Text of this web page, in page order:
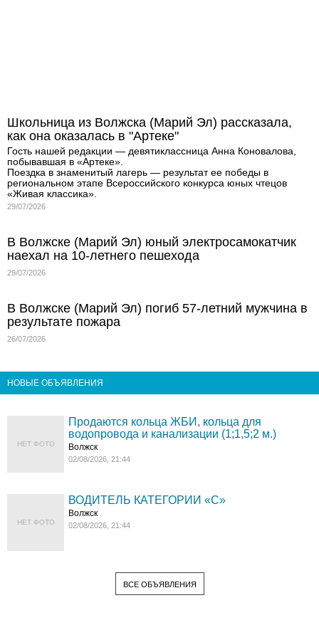
Школьница из Волжска (Марий Эл) рассказала,
как она оказалась в "Артеке"
Гость нашей редакции — девятиклассница Анна Коновалова,
побывавшая в «Артеке».
Поездка в знаменитый лагерь — результат ее победы в
региональном этапе Всероссийского конкурса юных чтецов
«Живая классика».
29/07/2026
В Волжске (Марий Эл) юный электросамокатчик
наехал на 10-летнего пешехода
29/07/2026
В Волжске (Марий Эл) погиб 57-летний мужчина в
результате пожара
26/07/2026
НОВЫЕ ОБЪЯВЛЕНИЯ
НЕТ ФОТО
Продаются кольца ЖБИ, кольца для
водопровода и канализации (1;1,5;2 м.)
Волжск
02/08/2026, 21:44
НЕТ ФОТО
ВОДИТЕЛЬ КАТЕГОРИИ «C»
Волжск
02/08/2026, 21:44
ВСЕ ОБЪЯВЛЕНИЯ